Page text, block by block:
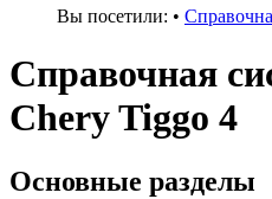
Вы посетили: •
Справочная
Chery Tiggo 4
Основные разделы